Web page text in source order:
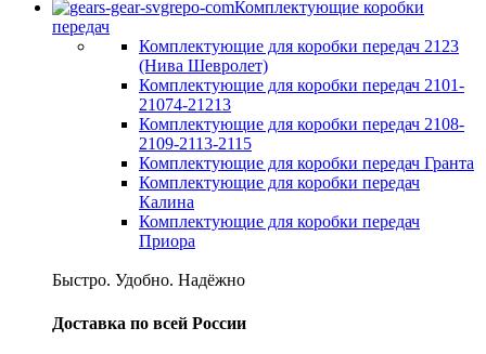
Комплектующие коробки
передач
Комплектующие для коробки передач 2123
(Нива Шевролет)
Комплектующие для коробки передач 2101-
21074-21213
Комплектующие для коробки передач 2108-
2109-2113-2115
Комплектующие для коробки передач Гранта
Комплектующие для коробки передач
Калина
Комплектующие для коробки передач
Приора
Быстро. Удобно. Надёжно
Доставка по всей России